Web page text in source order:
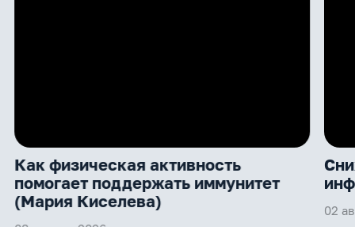
Как физическая активность
помогает поддержать иммунитет
(Мария Киселева)
02